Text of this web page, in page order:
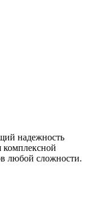
надежность
комплексной
любой сложности.